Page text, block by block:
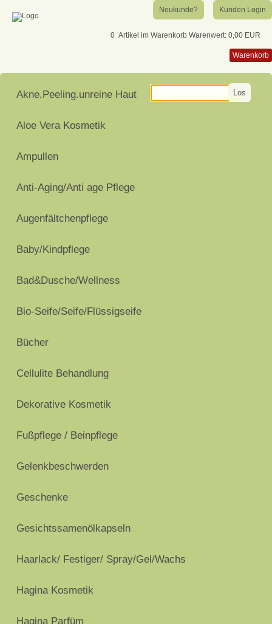
0 Artikel im Warenkorb Warenwert: 0,00 EUR
Warenkorb
Kunden Login
Neukunde?
Los
Akne,Peeling.unreine Haut
Aloe Vera Kosmetik
Ampullen
Anti-Aging/Anti age Pflege
Augenfältchenpflege
Baby/Kindpflege
Bad&Dusche/Wellness
Bio-Seife/Seife/Flüssigseife
Bücher
Cellulite Behandlung
Dekorative Kosmetik
Fußpflege / Beinpflege
Gelenkbeschwerden
Geschenke
Gesichtssamenölkapseln
Haarlack/ Festiger/ Spray/Gel/Wachs
Hagina Kosmetik
Hagina Parfüm